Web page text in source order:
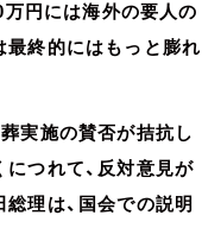
円には海外の要人の
最終的にはもっと膨れ
実施の賛否が拮抗し
つれて、反対意見が
理は、国会での説明